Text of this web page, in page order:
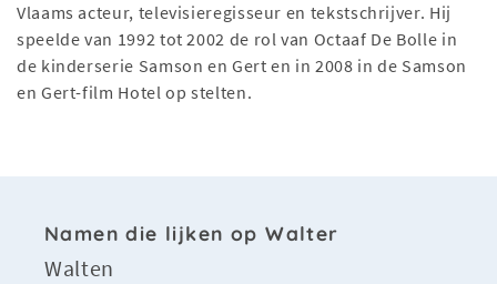
Vlaams acteur, televisieregisseur en tekstschrijver. Hij
speelde van 1992 tot 2002 de rol van Octaaf De Bolle in
de kinderserie Samson en Gert en in 2008 in de Samson
en Gert-film Hotel op stelten.
Namen die lijken op Walter
Walten